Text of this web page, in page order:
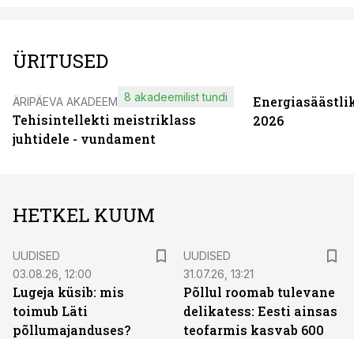
ÜRITUSED
ÄRIPÄEVA AKADEEMIA
Tehisintellekti meistriklass
juhtidele - vundament
8 akadeemilist tundi
2026
HETKEL KUUM
UUDISED
03.08.26, 12:00
Lugeja küsib: mis
toimub Läti
põllumajanduses?
UUDISED
31.07.26, 13:21
Põllul roomab tulevane
delikatess: Eesti ainsas
teofarmis kasvab 600